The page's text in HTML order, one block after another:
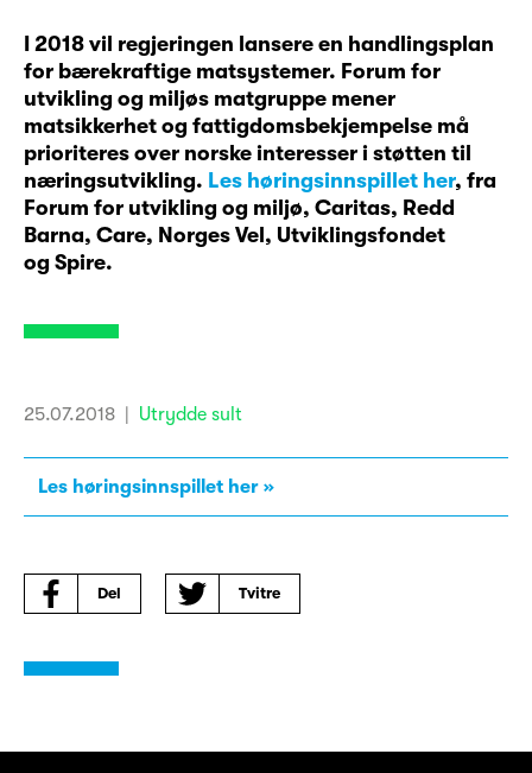
I 2018 vil regjeringen lansere en handlingsplan
for bærekraftige matsystemer. Forum for
utvikling og miljøs matgruppe mener
matsikkerhet og fattigdomsbekjempelse må
prioriteres over norske interesser i støtten til
næringsutvikling. Les høringsinnspillet her, fra
Forum for utvikling og miljø, Caritas, Redd
Barna, Care, Norges Vel, Utviklingsfondet
og Spire.
25.07.2018 Utrydde sult
Les høringsinnspillet her
Del Tvitre